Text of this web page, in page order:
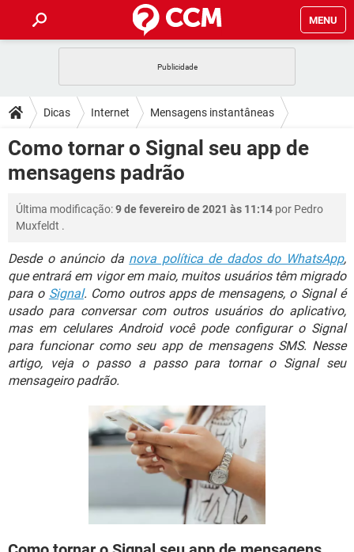
MENU
CELULAR FACEBOOK
OUTLOOK EXCEL
INSTAGRAM
DICAS
JOGOS
CELULAR FACEBOOK
INSTAGRAM GMAIL
DOWNLOADS
JOGOS
OUTLOOK
INSTAGRAM GMAIL
GUIA DE COMPRAS
FÓRUM
JOGOS WHATSAPP
OUTLOOK EXCEL
INSTAGRAM GMAIL
GUIA DE COMPRAS
GLOSSÁRIO
JOGOS WHATSAPP
CELULAR FACEBOOK
OUTLOOK EXCEL
INSTAGRAM GMAIL
GUIA DE COMPRAS
Dicas Internet Mensagens instantâneas
Como tornar o Signal seu app de
mensagens padrão
Última modificação:9 de fevereiro de 2021 às 11:14 por Pedro
Muxfeldt .
Desde o anúncio da nova política de dados do WhatsApp,
que entrará em vigor em maio, muitos usuários têm migrado
para o Signal. Como outros apps de mensagens, o Signal é
usado para conversar com outros usuários do aplicativo,
mas em celulares Android você pode configurar o Signal
para funcionar como seu app de mensagens SMS. Nesse
artigo, veja o passo a passo para tornar o Signal seu
mensageiro padrão.